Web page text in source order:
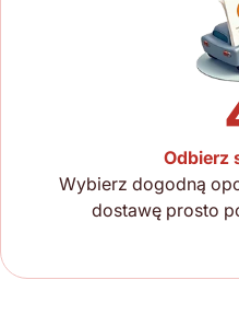
Odbierz
Wybierz dogodną
dostawę prosto